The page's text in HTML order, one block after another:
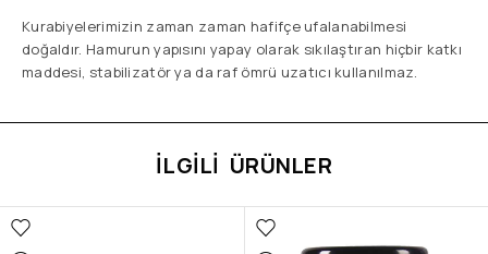
Kurabiyelerimizin zaman zaman hafifçe ufalanabilmesi
doğaldır. Hamurun yapısını yapay olarak sıkılaştıran hiçbir katkı
maddesi, stabilizatör ya da raf ömrü uzatıcı kullanılmaz.
İLGILI ÜRÜNLER